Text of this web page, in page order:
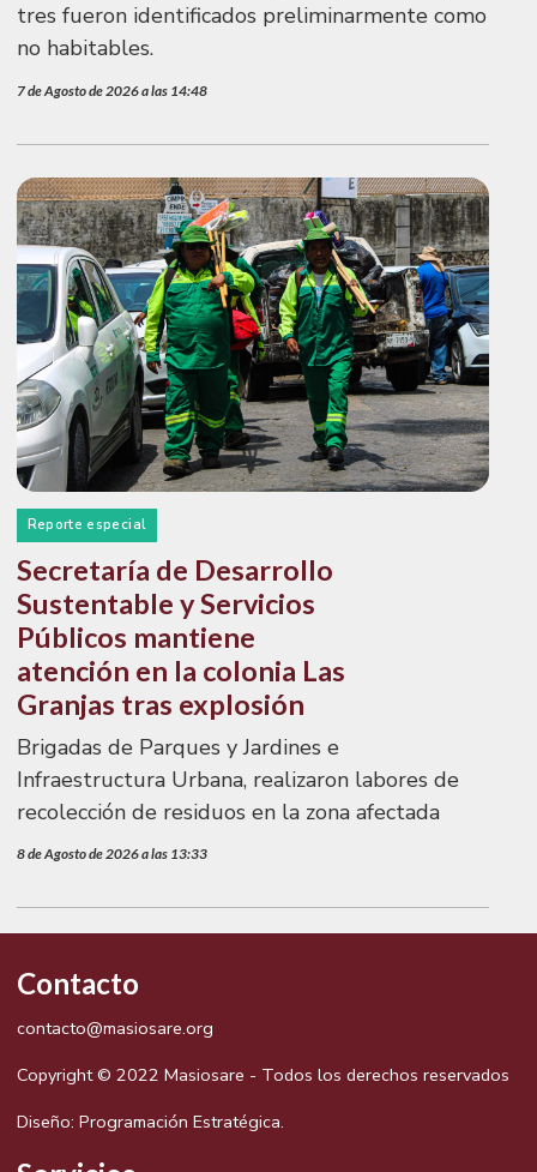
tres fueron identificados preliminarmente como
no habitables.
7 de Agosto de 2026 a las 14:48
Reporte especial
Secretaría de Desarrollo
Sustentable y Servicios
Públicos mantiene
atención en la colonia Las
Granjas tras explosión
Brigadas de Parques y Jardines e
Infraestructura Urbana, realizaron labores de
recolección de residuos en la zona afectada
8 de Agosto de 2026 a las 13:33
Contacto
contacto@masiosare.org
Copyright © 2022 Masiosare - Todos los derechos reservados
Diseño: Programación Estratégica.